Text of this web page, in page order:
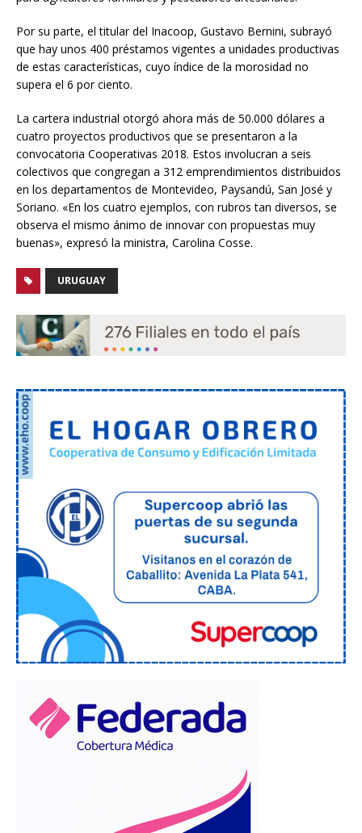
Por su parte, el titular del Inacoop, Gustavo Bernini, subrayó
que hay unos 400 préstamos vigentes a unidades productivas
de estas características, cuyo índice de la morosidad no
supera el 6 por ciento.
La cartera industrial otorgó ahora más de 50.000 dólares a
cuatro proyectos productivos que se presentaron a la
convocatoria Cooperativas 2018. Estos involucran a seis
colectivos que congregan a 312 emprendimientos distribuidos
en los departamentos de Montevideo, Paysandú, San José y
Soriano. «En los cuatro ejemplos, con rubros tan diversos, se
observa el mismo ánimo de innovar con propuestas muy
buenas», expresó la ministra, Carolina Cosse.
URUGUAY